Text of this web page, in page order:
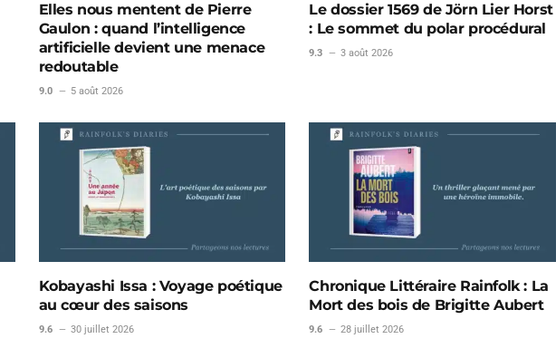
Elles nous mentent de Pierre
Gaulon : quand l’intelligence
artificielle devient une menace
redoutable
9.0 5 août 2026
Le dossier 1569 de Jörn Lier Horst
: Le sommet du polar procédural
9.3 3 août 2026
Kobayashi Issa : Voyage poétique
au cœur des saisons
9.6 30 juillet 2026
Chronique Littéraire Rainfolk : La
Mort des bois de Brigitte Aubert
9.6 28 juillet 2026